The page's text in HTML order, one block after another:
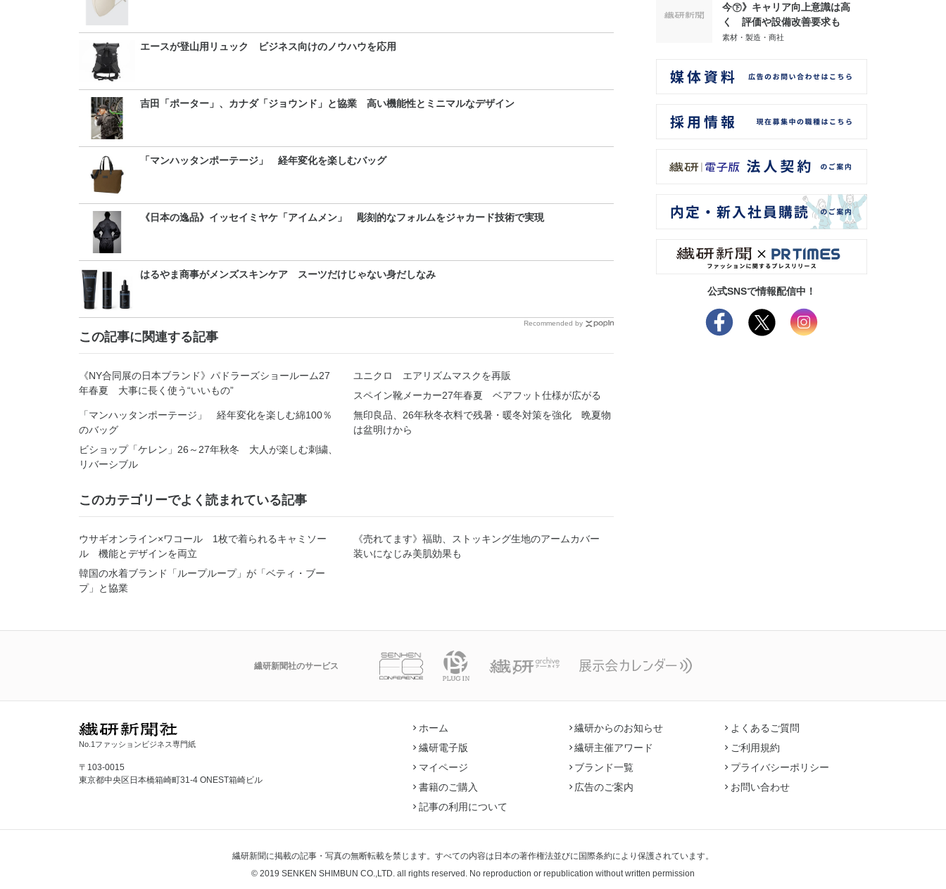
エースが登山用リュック ビジネス向けのノウハウを応用
吉田「ポーター」、カナダ「ジョウンド」と協業 高い機能性とミニマルなデザイン
「マンハッタンポーテージ」 経年変化を楽しむバッグ
《日本の逸品》イッセイミヤケ「アイムメン」 彫刻的なフォルムをジャカード技術で実現
はるやま商事がメンズスキンケア スーツだけじゃない身だしなみ
Recommended by
この記事に関連する記事
《NY合同展の日本ブランド》パドラーズショールーム27
年春夏 大事に長く使う“いいもの”
ユニクロ エアリズムマスクを再販
スペイン靴メーカー27年春夏 ベアフット仕様が広がる
「マンハッタンポーテージ」 経年変化を楽しむ綿100％
のバッグ
無印良品、26年秋冬衣料で残暑・暖冬対策を強化 晩夏物
は盆明けから
ビショップ「ケレン」26～27年秋冬 大人が楽しむ刺繍、
リバーシブル
このカテゴリーでよく読まれている記事
ウサギオンライン×ワコール 1枚で着られるキャミソー
ル 機能とデザインを両立
《売れてます》福助、ストッキング生地のアームカバー
装いになじみ美肌効果も
韓国の水着ブランド「ループループ」が「ベティ・ブー
プ」と協業
今㊦》キャリア向上意識は高
く 評価や設備改善要求も
素材・製造・商社
公式SNSで情報配信中！
繊研新聞社のサービス
No.1ファッションビジネス専門紙
〒103-0015
東京都中央区日本橋箱崎町31-4 ONEST箱崎ビル
ホーム
繊研電子版
マイページ
書籍のご購入
記事の利用について
繊研からのお知らせ
繊研主催アワード
ブランド一覧
広告のご案内
よくあるご質問
ご利用規約
プライバシーポリシー
お問い合わせ
繊研新聞に掲載の記事・写真の無断転載を禁じます。すべての内容は日本の著作権法並びに国際条約により保護されています。
© 2019 SENKEN SHIMBUN CO.,LTD. all rights reserved. No reproduction or republication without written permission